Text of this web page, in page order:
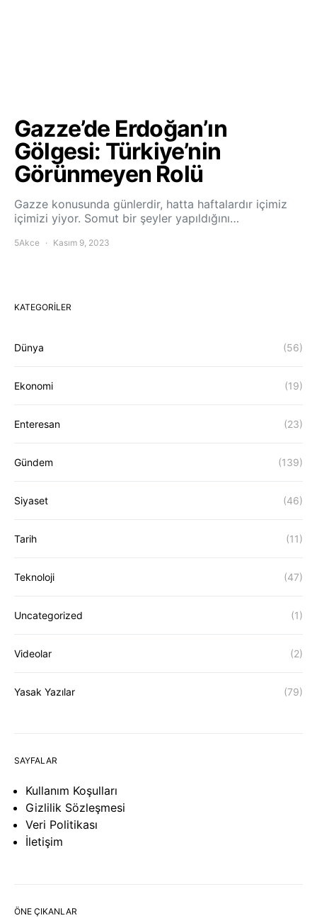
Gazze’de Erdoğan’ın
Gölgesi: Türkiye’nin
Görünmeyen Rolü
Gazze konusunda günlerdir, hatta haftalardır içimiz
içimizi yiyor. Somut bir şeyler yapıldığını…
5Akce Kasım 9, 2023
KATEGORILER
Dünya (56)
Ekonomi (19)
Enteresan (23)
Gündem (139)
Siyaset (46)
Tarih (11)
Teknoloji (47)
Uncategorized (1)
Videolar (2)
Yasak Yazılar (79)
SAYFALAR
Kullanım Koşulları
Gizlilik Sözleşmesi
Veri Politikası
İletişim
ÖNE ÇIKANLAR